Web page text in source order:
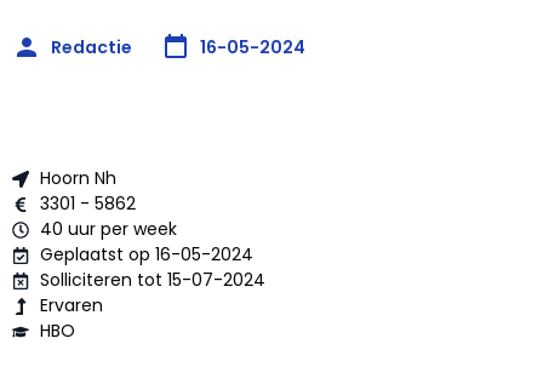
Redactie 16-05-2024
Hoorn Nh
3301 - 5862
40 uur per week
Geplaatst op 16-05-2024
Solliciteren tot 15-07-2024
Ervaren
HBO